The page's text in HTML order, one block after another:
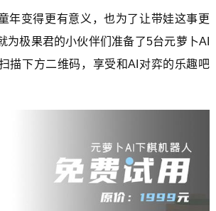
年变得更有意义，也为了让带娃这事更
为极果君的小伙伴们准备了5台元萝卜AI
描下方二维码，享受和AI对弈的乐趣吧